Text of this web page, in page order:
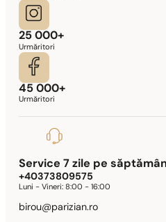
25 000+
Urmăritori
45 000+
Urmăritori
Service 7 zile pe
+40373809575
Luni - Vineri:8:00 - 16:00
birou@parizian.ro